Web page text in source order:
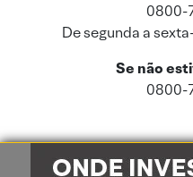
0800-
De segunda a
Se não
0800-
Este site usa cookies e dados
Cookies
e a nossa